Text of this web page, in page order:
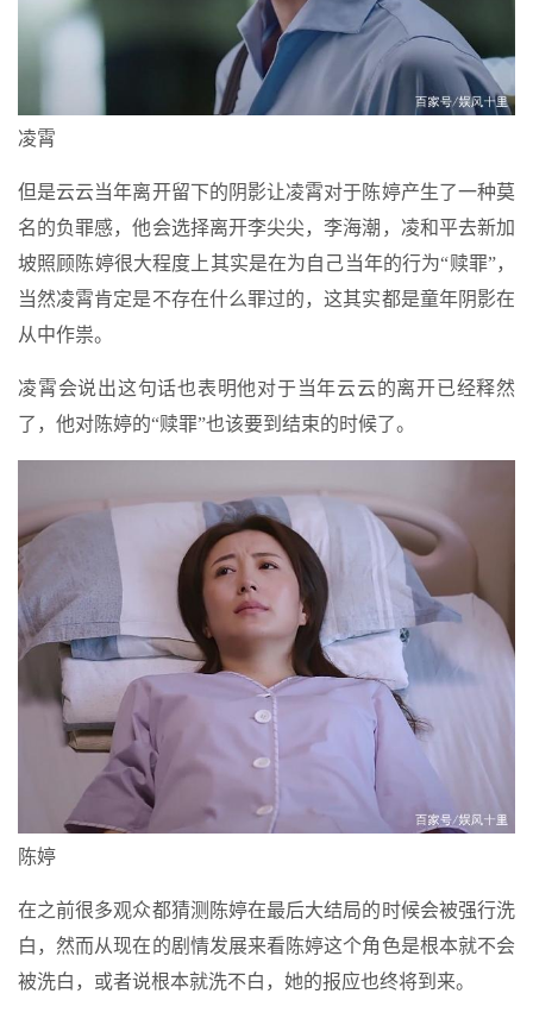
凌霄
但是云云当年离开留下的阴影让凌霄对于陈婷产生了一种莫
名的负罪感，他会选择离开李尖尖，李海潮，凌和平去新加
坡照顾陈婷很大程度上其实是在为自己当年的行为“赎罪”，
当然凌霄肯定是不存在什么罪过的，这其实都是童年阴影在
从中作祟。
凌霄会说出这句话也表明他对于当年云云的离开已经释然
了，他对陈婷的“赎罪”也该要到结束的时候了。
陈婷
在之前很多观众都猜测陈婷在最后大结局的时候会被强行洗
白，然而从现在的剧情发展来看陈婷这个角色是根本就不会
被洗白，或者说根本就洗不白，她的报应也终将到来。